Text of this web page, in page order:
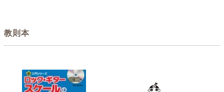
教則本